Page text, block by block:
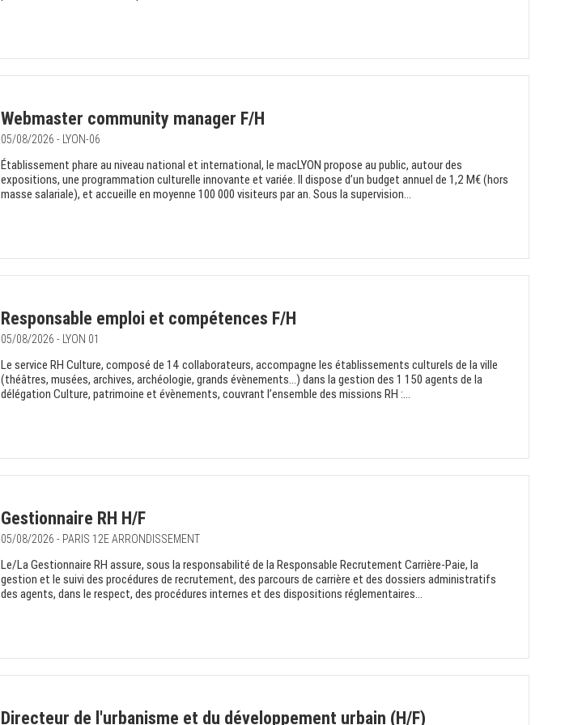
Webmaster community manager F/H
05/08/2026 - LYON-06
Établissement phare au niveau national et international, le macLYON propose au public, autour des
expositions, une programmation culturelle innovante et variée. Il dispose d’un budget annuel de 1,2 M€ (hors
masse salariale), et accueille en moyenne 100 000 visiteurs par an. Sous la supervision...
Responsable emploi et compétences F/H
05/08/2026 - LYON 01
Le service RH Culture, composé de 14 collaborateurs, accompagne les établissements culturels de la ville
(théâtres, musées, archives, archéologie, grands évènements...) dans la gestion des 1 150 agents de la
délégation Culture, patrimoine et évènements, couvrant l’ensemble des missions RH :...
Gestionnaire RH H/F
05/08/2026 - PARIS 12E ARRONDISSEMENT
Le/La Gestionnaire RH assure, sous la responsabilité de la Responsable Recrutement Carrière-Paie, la
gestion et le suivi des procédures de recrutement, des parcours de carrière et des dossiers administratifs
des agents, dans le respect, des procédures internes et des dispositions réglementaires...
Directeur de l'urbanisme et du développement urbain (H/F)